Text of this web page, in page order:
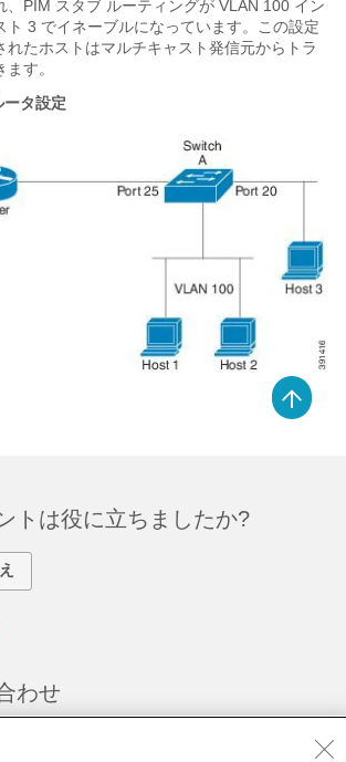
、PIM スタブ ルーティングが VLAN 100 イン
ト 3 でイネーブルになっています。この設定
れたホストはマルチキャスト発信元からトラ
す。
ータ設定
トは役に立ちましたか?
わせ